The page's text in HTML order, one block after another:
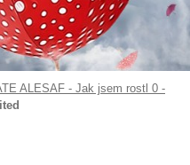
ALESAF - Jak jsem rostl 0 -